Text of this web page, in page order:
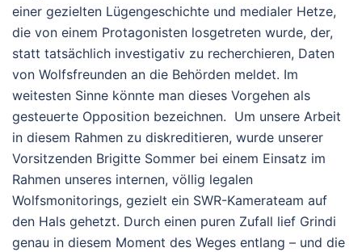
einer gezielten Lügengeschichte und medialer Hetze,
die von einem Protagonisten losgetreten wurde, der,
statt tatsächlich investigativ zu recherchieren, Daten
von Wolfsfreunden an die Behörden meldet. Im
weitesten Sinne könnte man dieses Vorgehen als
gesteuerte Opposition bezeichnen. Um unsere Arbeit
in diesem Rahmen zu diskreditieren, wurde unserer
Vorsitzenden Brigitte Sommer bei einem Einsatz im
Rahmen unseres internen, völlig legalen
Wolfsmonitorings, gezielt ein SWR-Kamerateam auf
den Hals gehetzt. Durch einen puren Zufall lief Grindi
genau in diesem Moment des Weges entlang – und die